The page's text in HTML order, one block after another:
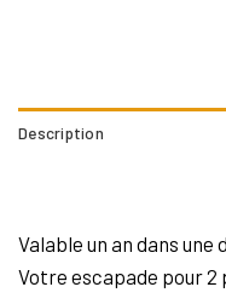
Description
Valable un an dans
Votre escapade pour